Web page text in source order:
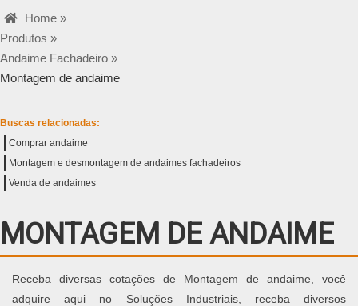
Home »
Produtos »
Andaime Fachadeiro »
Montagem de andaime
Buscas relacionadas:
Comprar andaime
Montagem e desmontagem de andaimes fachadeiros
Venda de andaimes
MONTAGEM DE ANDAIME
Receba diversas cotações de Montagem de andaime, você
adquire aqui no Soluções Industriais, receba diversos